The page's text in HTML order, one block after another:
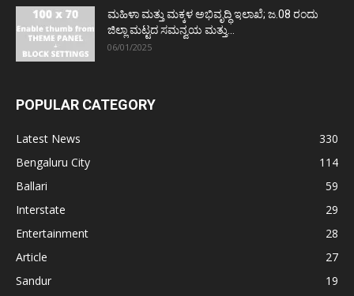
ಮಹಿಳಾ ಮತ್ತು ಮಕ್ಕಳ ಅಭಿವೃದ್ಧಿ ಇಲಾಖೆ; ಜ.08 ರಂದು
ಜಿಲ್ಲಾ ಮಟ್ಟದ ಸಮನ್ವಯ ಮತ್ತು...
06/01/2025
POPULAR CATEGORY
Latest News
330
Bengaluru City
114
Ballari
59
Interstate
29
Entertainment
28
Article
27
Sandur
19